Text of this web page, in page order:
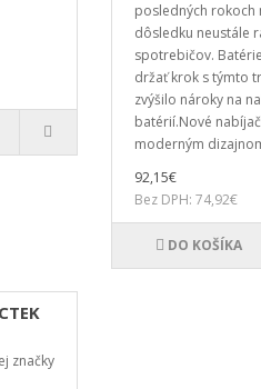
posledných rokoch
dôsledku neustále
spotrebičov.
držať krok s týmto
zvýšilo nároky na
batérií.Nové
moderným
92,15€
Bez DPH: 74,92€
DO KOŠÍKA
značky